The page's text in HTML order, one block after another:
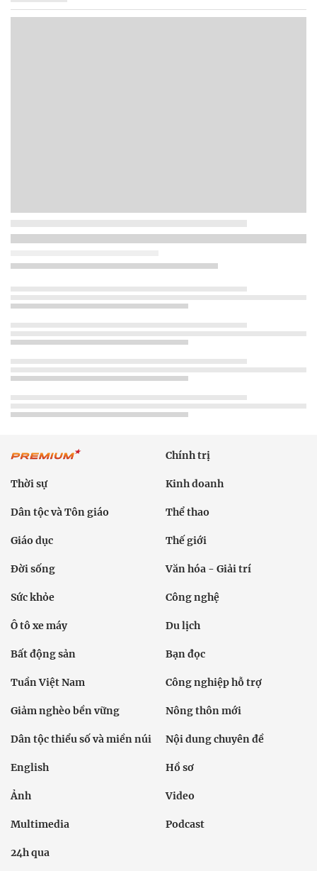
Chính trị
Thời sự Kinh doanh
Dân tộc và Tôn giáo Thể thao
Giáo dục Thế giới
Đời sống Văn hóa - Giải trí
Sức khỏe Công nghệ
Ô tô xe máy Du lịch
Bất động sản Bạn đọc
Tuần Việt Nam Công nghiệp hỗ trợ
Giảm nghèo bền vững Nông thôn mới
Dân tộc thiểu số và miền núi Nội dung chuyên đề
English Hồ sơ
Ảnh Video
Multimedia Podcast
24h qua